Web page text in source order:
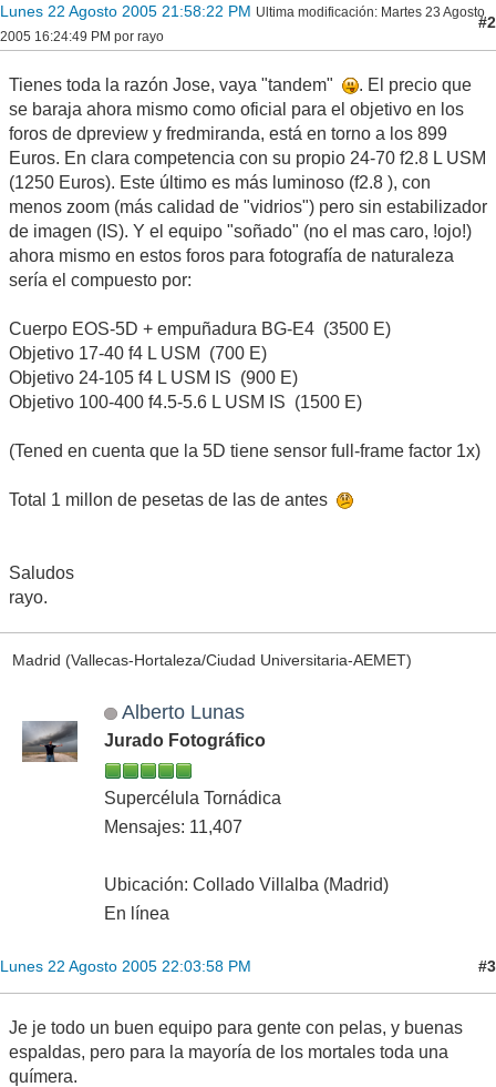
Lunes 22 Agosto 2005 21:58:22 PM Ultima modificación: Martes 23 Agosto
2005 16:24:49 PM por rayo
#2
Tienes toda la razón Jose, vaya "tandem"
. El precio que
se baraja ahora mismo como oficial para el objetivo en los
foros de dpreview y fredmiranda, está en torno a los 899
Euros. En clara competencia con su propio 24-70 f2.8 L USM
(1250 Euros). Este último es más luminoso (f2.8 ), con
menos zoom (más calidad de "vidrios") pero sin estabilizador
de imagen (IS). Y el equipo "soñado" (no el mas caro, !ojo!)
ahora mismo en estos foros para fotografía de naturaleza
sería el compuesto por:
Cuerpo EOS-5D + empuñadura BG-E4 (3500 E)
Objetivo 17-40 f4 L USM (700 E)
Objetivo 24-105 f4 L USM IS (900 E)
Objetivo 100-400 f4.5-5.6 L USM IS (1500 E)
(Tened en cuenta que la 5D tiene sensor full-frame factor 1x)
Total 1 millon de pesetas de las de antes
Saludos
rayo.
Madrid (Vallecas-Hortaleza/Ciudad Universitaria-AEMET)
Alberto Lunas
Jurado Fotográfico
Supercélula Tornádica
Mensajes: 11,407
Ubicación: Collado Villalba (Madrid)
En línea
Lunes 22 Agosto 2005 22:03:58 PM #3
Je je todo un buen equipo para gente con pelas, y buenas
espaldas, pero para la mayoría de los mortales toda una
químera.